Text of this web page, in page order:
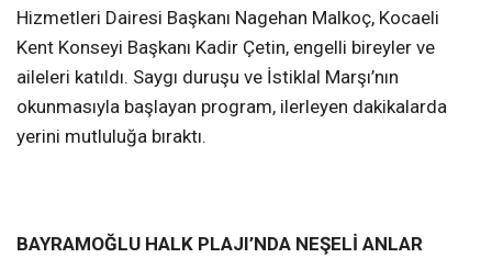
Hizmetleri Dairesi Başkanı Nagehan Malkoç, Kocaeli
Kent Konseyi Başkanı Kadir Çetin, engelli bireyler ve
aileleri katıldı. Saygı duruşu ve İstiklal Marşı’nın
okunmasıyla başlayan program, ilerleyen dakikalarda
yerini mutluluğa bıraktı.
BAYRAMOĞLU HALK PLAJI’NDA NEŞELİ ANLAR